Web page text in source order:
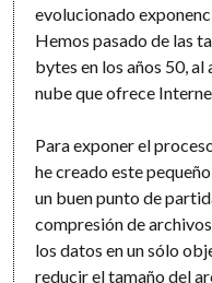
evolucionado
Hemos pasado de las
bytes en los años 50,
nube que ofrece
Para exponer el
he creado este
un buen punto de
compresión de
los datos en un sólo
reducir el tamaño del